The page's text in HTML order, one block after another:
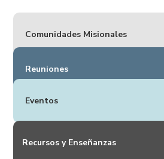
Comunidades Misionales
Reuniones
Eventos
Recursos y Enseñanzas